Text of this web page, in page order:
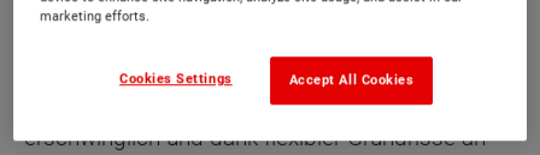
Varianten und somit ein Höchstmaß an Flexibilität.
Unsere Massivhäuser sind werthaltig,
erschwinglich und dank flexibler Grundrisse an
marketing efforts.
Accept All Cookies
Cookies Settings